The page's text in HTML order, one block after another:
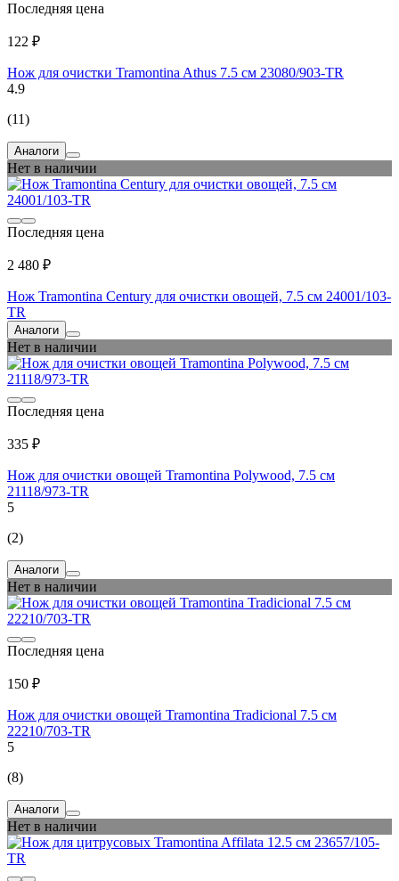
Последняя цена
122 ₽
Нож для очистки Tramontina Athus 7.5 см 23080/903-TR
4.9
(11)
Аналоги
Нет в наличии
Последняя цена
2 480 ₽
Нож Tramontina Century для очистки овощей, 7.5 см 24001/103-
TR
Аналоги
Нет в наличии
Последняя цена
335 ₽
Нож для очистки овощей Tramontina Polywood, 7.5 см
21118/973-TR
5
(2)
Аналоги
Нет в наличии
Последняя цена
150 ₽
Нож для очистки овощей Tramontina Tradicional 7.5 см
22210/703-TR
5
(8)
Аналоги
Нет в наличии